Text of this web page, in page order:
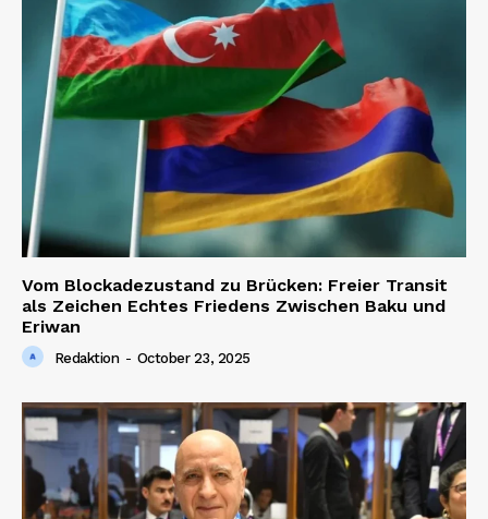
Vom Blockadezustand zu Brücken: Freier Transit
als Zeichen Echtes Friedens Zwischen Baku und
Eriwan
Redaktion - October 23, 2025